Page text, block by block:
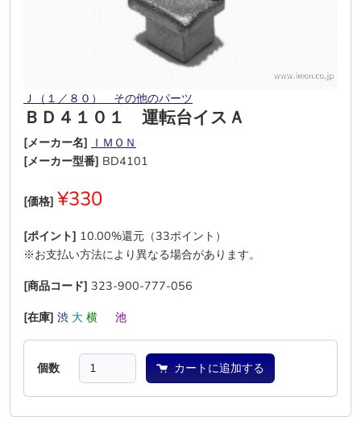
Ｊ（１／８０） その他のパーツ
ＢＤ４１０１ 運転台イスＡ
[メーカー名] ＩＭＯＮ
[メーカー型番] BD4101
[価格] ¥330
[ポイント] 10.00%還元（33ポイント）
※お支払い方法により異なる場合があります。
[商品コード] 323-900-777-056
[在庫] 渋 大 横 池
個数 カートに追加する